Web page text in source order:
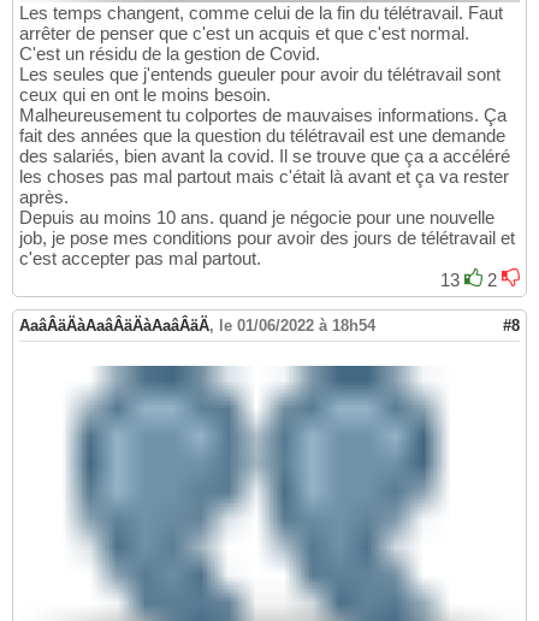
Les temps changent, comme celui de la fin du télétravail. Faut
arrêter de penser que c'est un acquis et que c'est normal.
C'est un résidu de la gestion de Covid.
Les seules que j'entends gueuler pour avoir du télétravail sont
ceux qui en ont le moins besoin.
Malheureusement tu colportes de mauvaises informations. Ça
fait des années que la question du télétravail est une demande
des salariés, bien avant la covid. Il se trouve que ça a accéléré
les choses pas mal partout mais c'était là avant et ça va rester
après.
Depuis au moins 10 ans. quand je négocie pour une nouvelle
job, je pose mes conditions pour avoir des jours de télétravail et
c'est accepter pas mal partout.
13
2
AaâÂäÄàAaâÂäÄàAaâÂäÄ, le 01/06/2022 à 18h54 #8